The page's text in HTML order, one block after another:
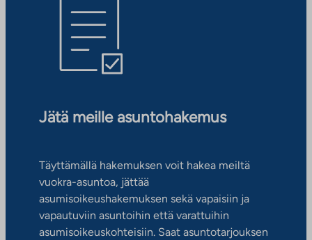
Jätä meille asuntohakemus
Täyttämällä hakemuksen voit hakea meiltä
vuokra-asuntoa, jättää
asumisoikeushakemuksen sekä vapaisiin ja
vapautuviin asuntoihin että varattuihin
asumisoikeuskohteisiin. Saat asuntotarjouksen